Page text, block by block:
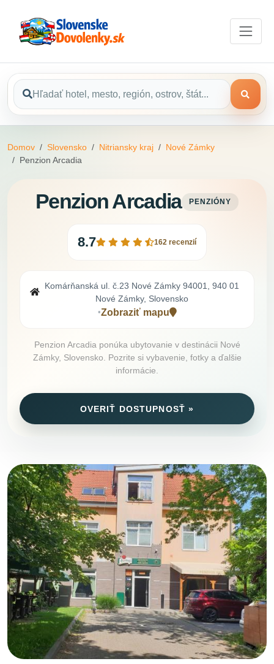
Domov Slovensko Nitriansky kraj
Nové Zámky
Penzion Arcadia
Penzion Arcadia PENZIÓNY
8.7 162 recenzií
Komárňanská ul. č.23 Nové Zámky 94001, 940 01
Nové Zámky, Slovensko
•Zobraziť mapu
Penzion Arcadia ponúka ubytovanie v destinácii Nové
Zámky, Slovensko. Pozrite si vybavenie, fotky a ďalšie
informácie.
OVERIŤ DOSTUPNOSŤ »